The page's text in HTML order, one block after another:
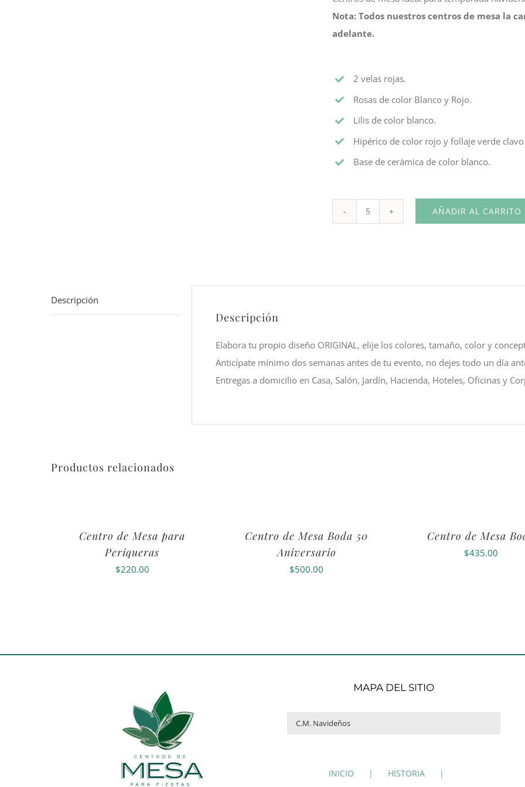
Nota: Todos nuestros centros de mesa la
adelante.
2 velas rojas.
Rosas de color Blanco y Rojo.
Lilis de color blanco.
Hipérico de color rojo y follaje verde
Base de cerámica de color blanco.
Rosas
Rojas
cantidad
AÑADIR AL CARRITO
Descripción
Descripción
Elabora tu propio diseño ORIGINAL, elije los colores, tamaño, color y
Anticípate mínimo dos semanas antes de tu evento, no dejes todo un día
Entregas a domicilio en Casa, Salón, Jardín, Hacienda, Hoteles, Oficinas y
Productos relacionados
Centro de Mesa para
Periqueras
$220.00
Centro de Mesa Boda 50
Aniversario
$500.00
Centro de Mesa
$435.00
MAPA DEL SITIO
INICIO
HISTORIA